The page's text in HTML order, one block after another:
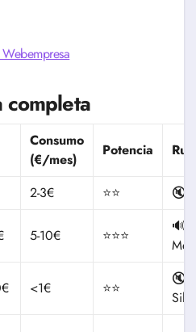
completa
Consumo
(€/mes)
Potencia
2-3€ ⭐⭐
🔇
5-10€ ⭐⭐⭐
🔊
<1€ ⭐⭐
🔇